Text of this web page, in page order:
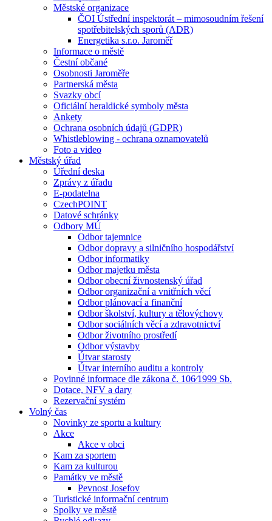
Městské organizace
ČOI Ústřední inspektorát – mimosoudním řešení
spotřebitelských sporů (ADR)
Energetika s.r.o. Jaroměř
Informace o městě
Čestní občané
Osobnosti Jaroměře
Partnerská města
Svazky obcí
Oficiální heraldické symboly města
Ankety
Ochrana osobních údajů (GDPR)
Whistleblowing - ochrana oznamovatelů
Foto a video
Městský úřad
Úřední deska
Zprávy z úřadu
E-podatelna
CzechPOINT
Datové schránky
Odbory MÚ
Odbor tajemnice
Odbor dopravy a silničního hospodářství
Odbor informatiky
Odbor majetku města
Odbor obecní živnostenský úřad
Odbor organizační a vnitřních věcí
Odbor plánovací a finanční
Odbor školství, kultury a tělovýchovy
Odbor sociálních věcí a zdravotnictví
Odbor životního prostředí
Odbor výstavby
Útvar starosty
Útvar interního auditu a kontroly
Povinné informace dle zákona č. 106⁄1999 Sb.
Dotace, NFV a dary
Rezervační systém
Volný čas
Novinky ze sportu a kultury
Akce
Akce v obci
Kam za sportem
Kam za kulturou
Památky ve městě
Pevnost Josefov
Turistické informační centrum
Spolky ve městě